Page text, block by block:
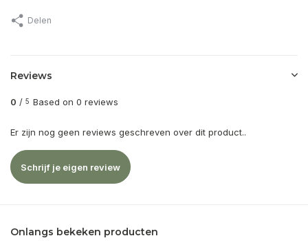
Delen
Reviews
0 / 5 Based on 0 reviews
Er zijn nog geen reviews geschreven over dit product..
Schrijf je eigen review
Onlangs bekeken producten